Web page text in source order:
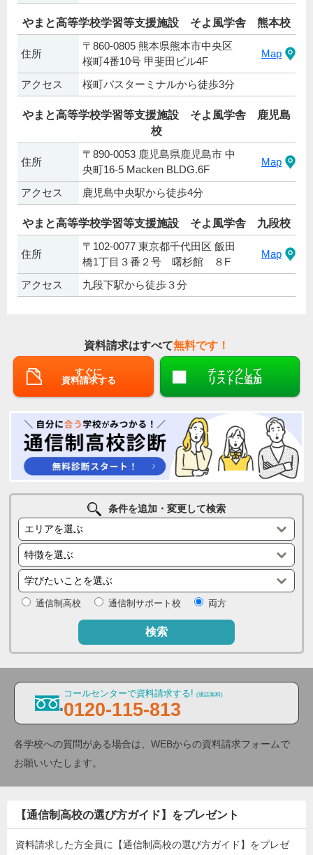
やまと高等学校学習等支援施設 そよ風学舎 熊本校
住所
〒860-0805 熊本県熊本市中央区
桜町4番10号 甲斐田ビル4F
Map
アクセス 桜町バスターミナルから徒歩3分
やまと高等学校学習等支援施設 そよ風学舎 鹿児島
校
住所
〒890-0053 鹿児島県鹿児島市 中
央町16-5 Macken BLDG.6F
Map
アクセス 鹿児島中央駅から徒歩4分
やまと高等学校学習等支援施設 そよ風学舎 九段校
住所
〒102-0077 東京都千代田区 飯田
橋1丁目３番２号 曙杉館 ８F
Map
アクセス 九段下駅から徒歩３分
資料請求はすべて無料です！
すぐに
資料請求する
チェックして
リストに追加
条件を追加・変更して検索
通信制高校 通信制サポート校 両方
検索
コールセンターで資料請求する! (通話無料)
0120-115-813
各学校への質問がある場合は、WEBからの資料請求フォームで
お願いいたします。
【通信制高校の選び方ガイド】をプレゼント
資料請求した方全員に【通信制高校の選び方ガイド】をプレゼ